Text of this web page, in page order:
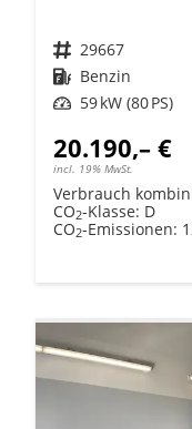
Fahrzeugnr. 29667
Kraftstoff Benzin
Leistung 59 kW (80 PS)
20.190,– €
incl. 19% MwSt.
Verbrauch
CO2-Klasse: D
CO2-Emissionen: